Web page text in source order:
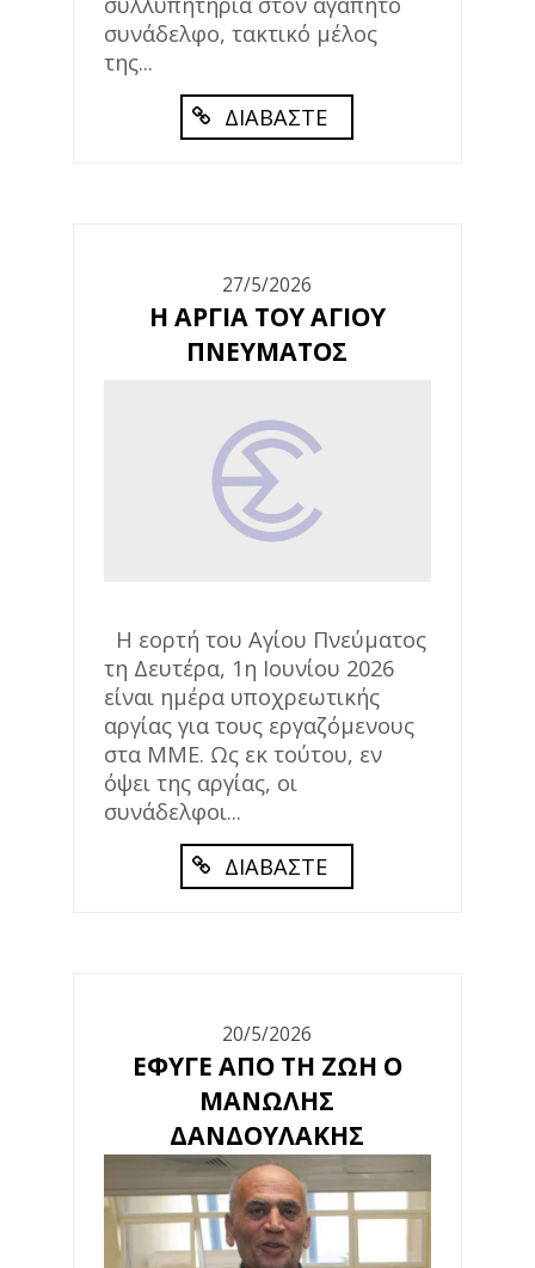
συνάδελφο, τακτικό μέλος
της...
ΔΙΑΒΑΣΤΕ
27/5/2026
Η ΑΡΓΙΑ ΤΟΥ ΑΓΙΟΥ
ΠΝΕΥΜΑΤΟΣ
Η εορτή του Αγίου Πνεύματος
τη Δευτέρα, 1η Ιουνίου 2026
είναι ημέρα υποχρεωτικής
αργίας για τους εργαζόμενους
στα ΜΜΕ. Ως εκ τούτου, εν
όψει της αργίας, οι
συνάδελφοι...
ΔΙΑΒΑΣΤΕ
20/5/2026
ΕΦΥΓΕ ΑΠΟ ΤΗ ΖΩΗ Ο
ΜΑΝΩΛΗΣ
ΔΑΝΔΟΥΛΑΚΗΣ